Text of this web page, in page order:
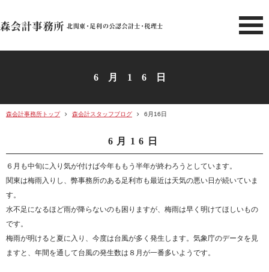
北関東 足利市の公認会計士・
6月16日
森会計事務所トップ 森会計スタッフブログ 6月16日
6月16日
６月も中旬に入り気が付けば今年ももう半年が終わろうとしています。
関東は梅雨入りし、弊事務所のある足利市も最近は天気の悪い日が続いていま
す。
水不足になるほど雨が降らないのも困りますが、梅雨は早く明けてほしいもの
です。
梅雨が明けると夏に入り、今度は台風が多く発生します。気象庁のデータを見
ますと、年間を通して台風の発生数は８月が一番多いようです。